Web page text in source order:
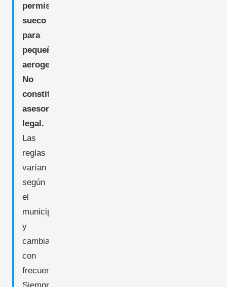
permisos
sueco
para
pequeños
aerogeneradores.
No
constituye
asesoría
legal.
Las
reglas
varían
según
el
municipio
y
cambian
con
frecuencia.
Siempre